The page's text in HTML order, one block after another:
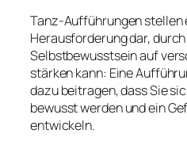
Tanz-Aufführungen stellen
Herausforderung dar,
Selbstbewusstsein auf
stärken kann: Eine
dazu beitragen, dass Sie
bewusst werden und ein
entwickeln.